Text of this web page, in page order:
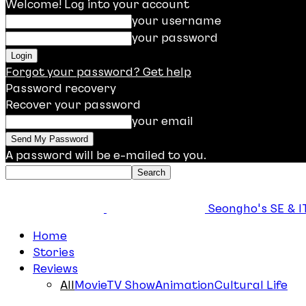
Welcome! Log into your account
your username
your password
Forgot your password? Get help
Password recovery
Recover your password
your email
A password will be e-mailed to you.
Seongho's SE &
Home
Stories
Reviews
AllMovieTV ShowAnimationCultural Life